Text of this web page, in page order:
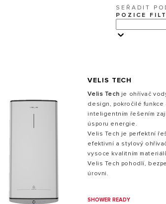
0
SEŘADIT
POZICE
VELIS TECH
Velis Tech je ohřívač
design, pokročilé
inteligentním řešením
úsporu energie.
Velis Tech je perfektní
efektivní a stylový
vysoce kvalitním
Velis Tech pohodlí,
úrovni.
SHOWER READY